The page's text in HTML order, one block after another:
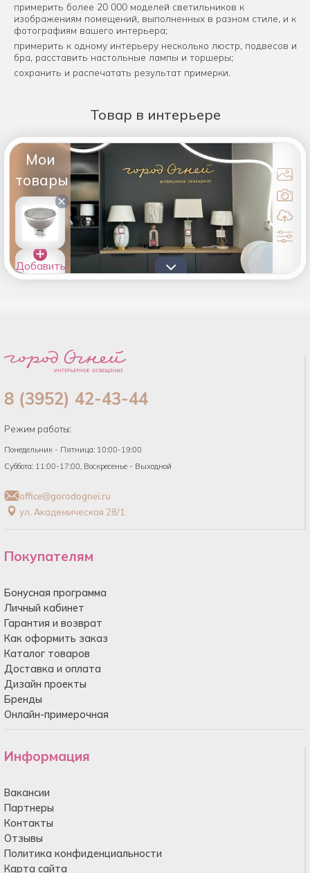
примерить более 20 000 моделей светильников к
изображениям помещений, выполненных в разном стиле, и к
фотографиям вашего интерьера;
примерить к одному интерьеру несколько люстр, подвесов и
бра, расставить настольные лампы и торшеры;
сохранить и распечатать результат примерки.
Товар в интерьере
Мои
товары
×
Добавить
товары в
8 (3952) 42-43-44
Режим работы:
Понедельник - Пятница: 10:00-19:00
Суббота: 11:00-17:00, Воскресенье - Выходной
office@gorodognei.ru
ул. Академическая 28/1
Покупателям
Бонусная программа
Личный кабинет
Гарантия и возврат
Как оформить заказ
Каталог товаров
Доставка и оплата
Дизайн проекты
Бренды
Онлайн-примерочная
Информация
Вакансии
Партнеры
Контакты
Отзывы
Политика конфиденциальности
Карта сайта